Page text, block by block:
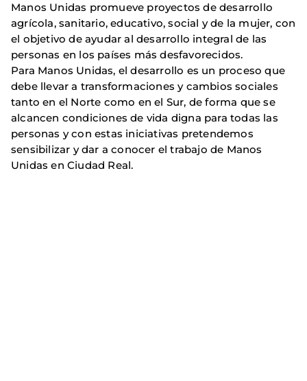
Manos Unidas promueve proyectos de desarrollo
agrícola, sanitario, educativo, social y de la mujer, con
el objetivo de ayudar al desarrollo integral de las
personas en los países más desfavorecidos.
Para Manos Unidas, el desarrollo es un proceso que
debe llevar a transformaciones y cambios sociales
tanto en el Norte como en el Sur, de forma que se
alcancen condiciones de vida digna para todas las
personas y con estas iniciativas pretendemos
sensibilizar y dar a conocer el trabajo de Manos
Unidas en Ciudad Real.